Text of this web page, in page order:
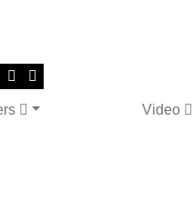
Video